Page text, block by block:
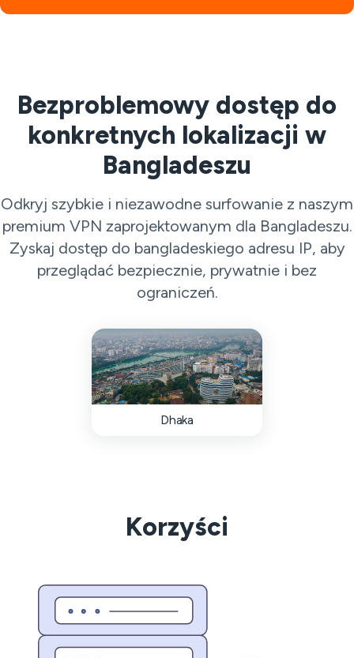
Bezproblemowy dostęp do
konkretnych lokalizacji w
Bangladeszu
Odkryj szybkie i niezawodne surfowanie z naszym
premium VPN zaprojektowanym dla Bangladeszu.
Zyskaj dostęp do bangladeskiego adresu IP, aby
przeglądać bezpiecznie, prywatnie i bez
ograniczeń.
Dhaka
Korzyści